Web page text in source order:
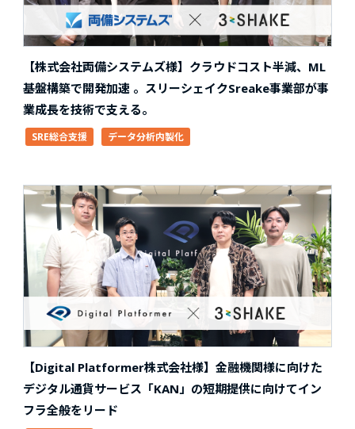
【株式会社両備システムズ様】クラウドコスト半減、ML
基盤構築で開発加速 。スリーシェイクSreake事業部が事
業成長を技術で支える。
SRE総合支援 データ分析内製化
【Digital Platformer株式会社様】金融機関様に向けた
デジタル通貨サービス「KAN」の短期提供に向けてイン
フラ全般をリード